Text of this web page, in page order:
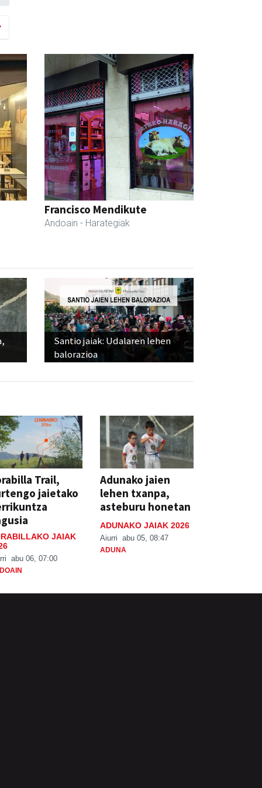
Francisco Mendikute
Andoain - Harategiak
Santio jaiak: Udalaren lehen
balorazioa
Trail,
jaietako
JAIAK
abu 06, 07:00
Adunako jaien
lehen txanpa,
asteburu honetan
ADUNAKO JAIAK 2026
Aiurri abu 05, 08:47
ADUNA